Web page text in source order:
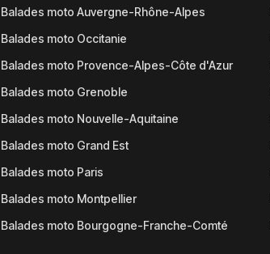
Balades moto Auvergne-Rhône-Alpes
Balades moto Occitanie
Balades moto Provence-Alpes-Côte d'Azur
Balades moto Grenoble
Balades moto Nouvelle-Aquitaine
Balades moto Grand Est
Balades moto Paris
Balades moto Montpellier
Balades moto Bourgogne-Franche-Comté